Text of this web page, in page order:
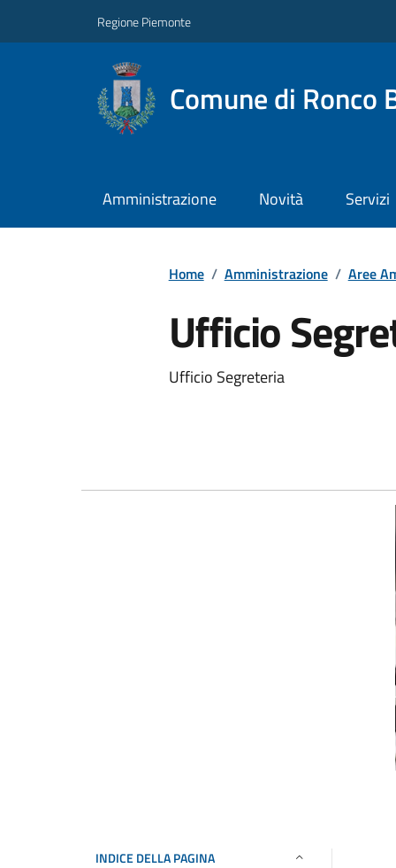
Regione Piemonte
Comune di Ronco
Amministrazione Novità Servizi
Home / Amministrazione / Aree
Ufficio
Ufficio Segreteria
INDICE DELLA PAGINA